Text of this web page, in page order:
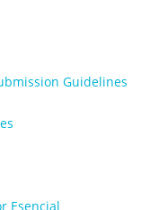
Guidelines
Esencial